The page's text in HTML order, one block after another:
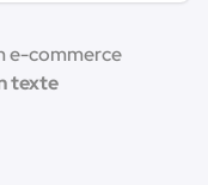
e-commerce
texte